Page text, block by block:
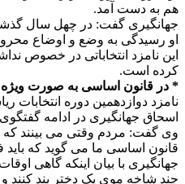
هم به دست آمد.
جهانگیری گفت: در چهل سال گذشته توانسته ایم در برخی شاخصه ها ۴۰، ۵۰ و ۱۰۰ درصد رشد
او رسیدگی به وضع و اوضاع
این نامزد انتخاباتی در خصوص
کرده است.
* در قانون اساسی به صورت
نامزد دوازدهمین دوره
اسحاق جهانگیری در ادامه
وی گفت: مردم وقتی می بینند که
قانون اساسی ما می گوید که
جهانگیری با بیان اینکه گاهی
چند شاخه موی یک دختر بند کنند